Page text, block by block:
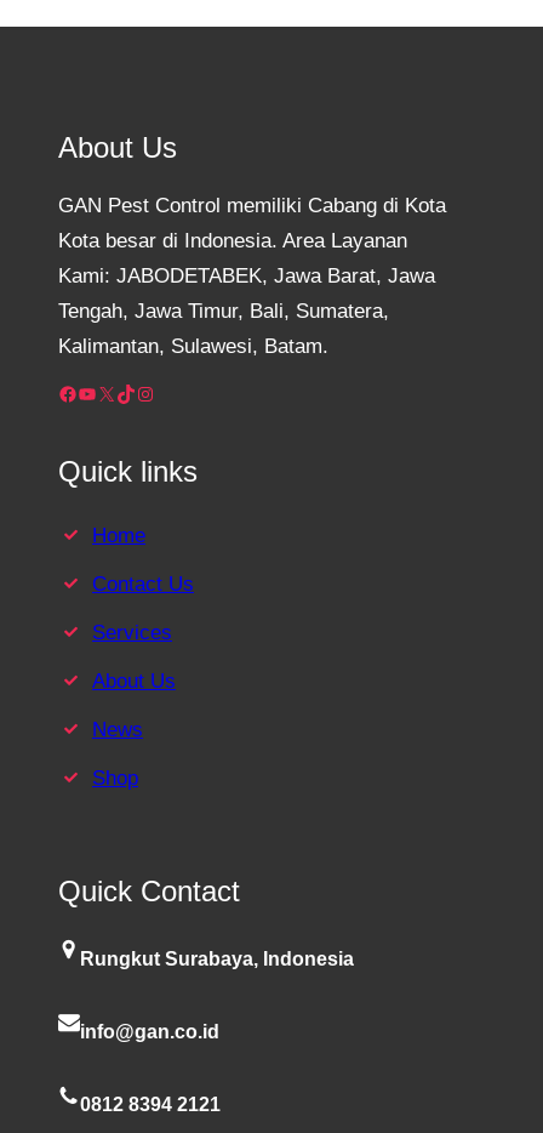
About Us
GAN Pest Control memiliki Cabang di Kota
Kota besar di Indonesia. Area Layanan
Kami: JABODETABEK, Jawa Barat, Jawa
Tengah, Jawa Timur, Bali, Sumatera,
Kalimantan, Sulawesi, Batam.
Facebook YouTube X TikTok Instagram
Quick links
Home
Contact Us
Services
About Us
News
Shop
Quick Contact
Rungkut Surabaya, Indonesia
info@gan.co.id
0812 8394 2121